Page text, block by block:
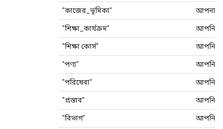
"কাজের_ভূমিকা" আপনার
"শিক্ষা_কার্যক্রম" আপনি
"শিক্ষা কোর্স" আপনি
"পণ্য" আপনি
"পরিষেবা" আপনি
"প্রস্তাব" আপনি
"বিভাগ" আপনি